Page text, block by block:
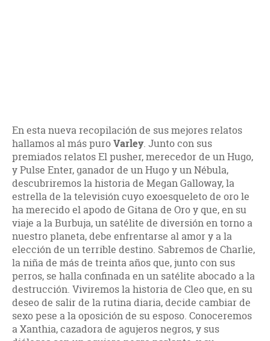
En esta nueva recopilación de sus mejores relatos
hallamos al más puroVarley. Junto con sus
premiados relatos El pusher, merecedor de un Hugo,
y Pulse Enter, ganador de un Hugo y un Nébula,
descubriremos la historia de Megan Galloway, la
estrella de la televisión cuyo exoesqueleto de oro le
ha merecido el apodo de Gitana de Oro y que, en su
viaje a la Burbuja, un satélite de diversión en torno a
nuestro planeta, debe enfrentarse al amor y a la
elección de un terrible destino. Sabremos de Charlie,
la niña de más de treinta años que, junto con sus
perros, se halla confinada en un satélite abocado a la
destrucción. Viviremos la historia de Cleo que, en su
deseo de salir de la rutina diaria, decide cambiar de
sexo pese a la oposición de su esposo. Conoceremos
a Xanthia, cazadora de agujeros negros, y sus